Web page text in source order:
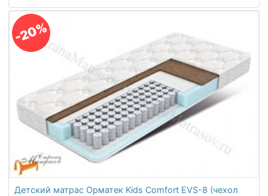
-20%
Детский матрас Орматек Kids Comfort EVS-8 (чехол